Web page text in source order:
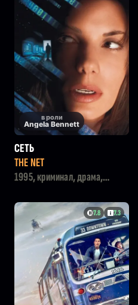
в роли
Angela Bennett
СЕТЬ
THE NET
1995, криминал, драма,
7.8 7.3